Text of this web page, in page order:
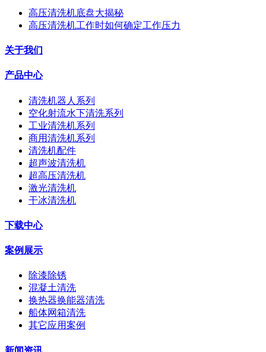
高压清洗机底盘大揭秘
高压清洗机工作时如何确定工作压力
关于我们
产品中心
清洗机器人系列
空化射流水下清洗系列
工业清洗机系列
商用清洗机系列
清洗机配件
超声波清洗机
超高压清洗机
激光清洗机
干冰清洗机
下载中心
案例展示
除漆除锈
混凝土清洗
换热器换能器清洗
船体网箱清洗
其它应用案例